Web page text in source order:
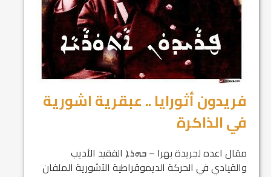
فريدون أثورايا .. عبقرية اشورية
في الذاكرة
مقال اعده لجريدة بهرا – ܒܗܪܐ الفقيد الأديب
والقيادي في الحركة الديموقراطية الآشورية الملفان